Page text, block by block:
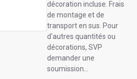
décoration incluse. Frais
de montage et de
transport en sus. Pour
d'autres quantités ou
décorations, SVP
demander une
soumission...